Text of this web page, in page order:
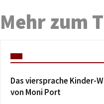
Mehr zum
Das viersprache Kinder-
von Moni Port